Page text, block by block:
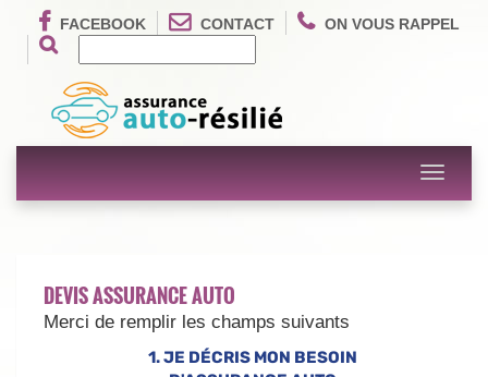
FACEBOOK CONTACT ON VOUS RAPPEL
Toggle
DEVIS ASSURANCE AUTO
Merci de remplir les champs suivants